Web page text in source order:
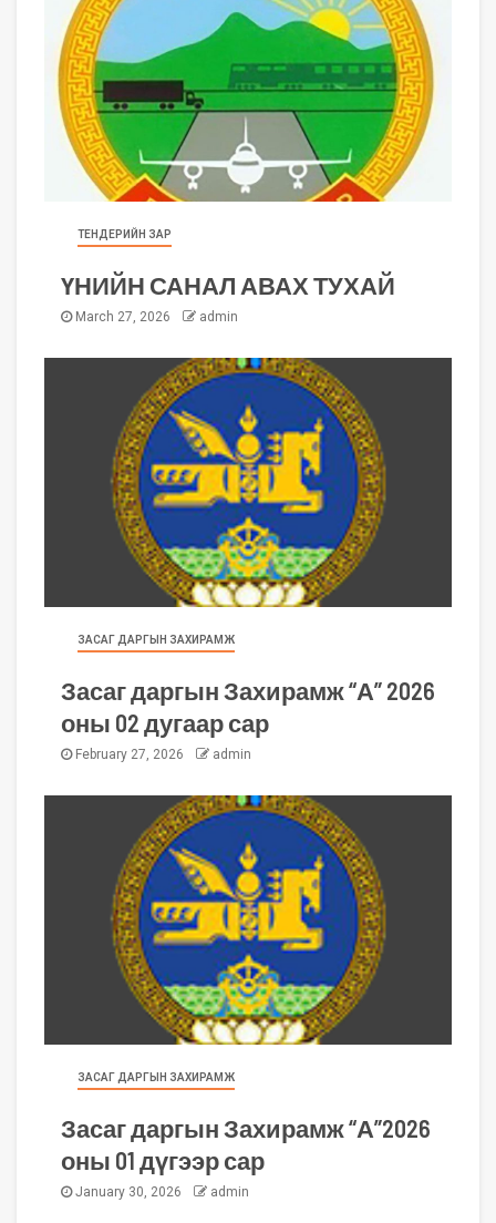
ТЕНДЕРИЙН ЗАР
ҮНИЙН САНАЛ АВАХ ТУХАЙ
March 27, 2026 admin
ЗАСАГ ДАРГЫН ЗАХИРАМЖ
Засаг даргын Захирамж “А” 2026
оны 02 дугаар сар
February 27, 2026 admin
ЗАСАГ ДАРГЫН ЗАХИРАМЖ
Засаг даргын Захирамж “А”2026
оны 01 дүгээр сар
January 30, 2026 admin